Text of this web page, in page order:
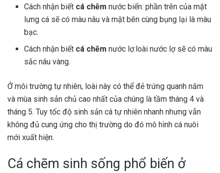
Cách nhận biết cá chẽm nước biển: phần trên của mặt
lưng cá sẽ có màu nâu và mặt bên cùng bụng lại là màu
bạc.
Cách nhận biết cá chẽm nước lợ:loài nước lợ sẽ có màu
sắc nâu vàng.
Ở môi trường tự nhiên, loài này có thể đẻ trứng quanh năm
và mùa sinh sản chủ cao nhất của chúng là tầm tháng 4 và
tháng 5. Tuy tốc độ sinh sản cá tự nhiên nhanh nhưng vẫn
không đủ cung ứng cho thị trường do đó mô hình cá nuôi
mới xuất hiện.
Cá chẽm sinh sống phổ biến ở